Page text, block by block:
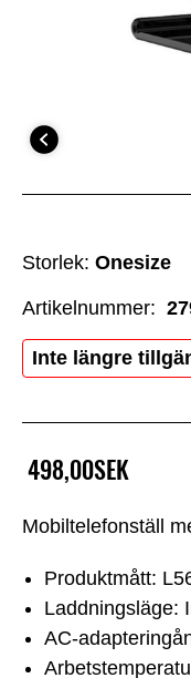
Mobiltelefonställ
Produktmått:
Laddningsläge:
AC-
498,00SEK
Storlek: Onesize
Inte längre
Artikelnummer: